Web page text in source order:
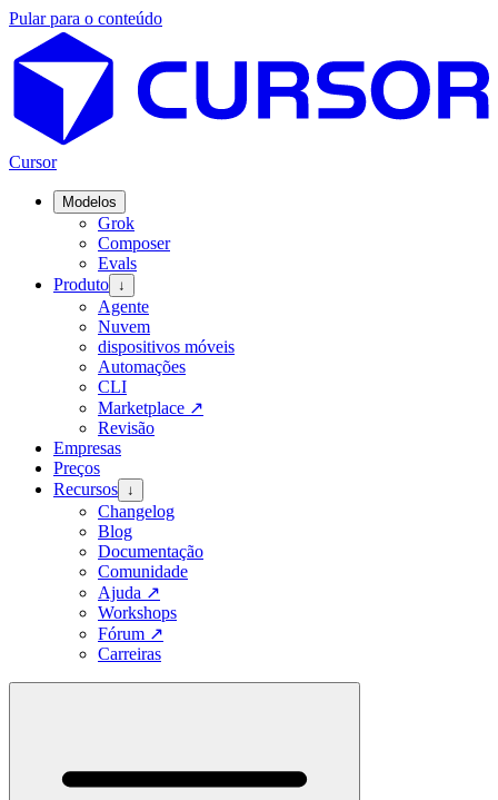
Pular para o conteúdo
Cursor
Modelos
Grok
Composer
Evals
Produto ↓
Agente
Nuvem
dispositivos móveis
Automações
CLI
Marketplace ↗
Revisão
Empresas
Preços
Recursos ↓
Changelog
Blog
Documentação
Comunidade
Ajuda ↗
Workshops
Fórum ↗
Carreiras